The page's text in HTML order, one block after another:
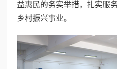
益惠民的务实举措，扎实服
乡村振兴事业。